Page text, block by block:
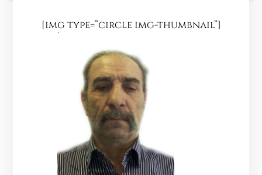
[img type=”circle img-thumbnail”]